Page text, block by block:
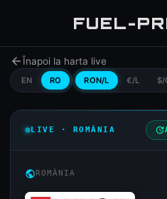
FUEL-
arrow_backÎnapoi la harta live
EN RO RON/L €/L $/
LIVE · ROMÂNIA update
publicROMÂNIA